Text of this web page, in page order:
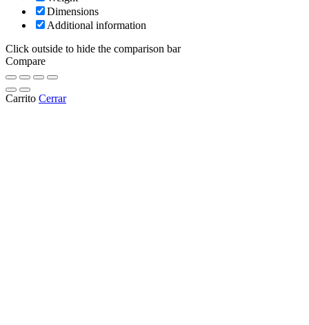
Dimensions
Additional information
Click outside to hide the comparison bar
Compare
Carrito Cerrar